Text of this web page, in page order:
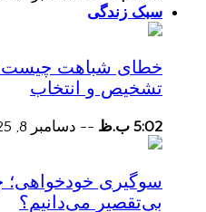
سبک زندگی
خطای شباهت چیست؟
تشخیص و انتخاب
5:02 ب.ظ -- دسامبر 8, 2025
سوگیری خودخواهی؛
بی‌تقصیر می‌دانیم؟